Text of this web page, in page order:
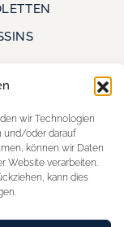
wir Technologien
und/oder darauf
können wir Daten
Website verarbeiten.
kann dies